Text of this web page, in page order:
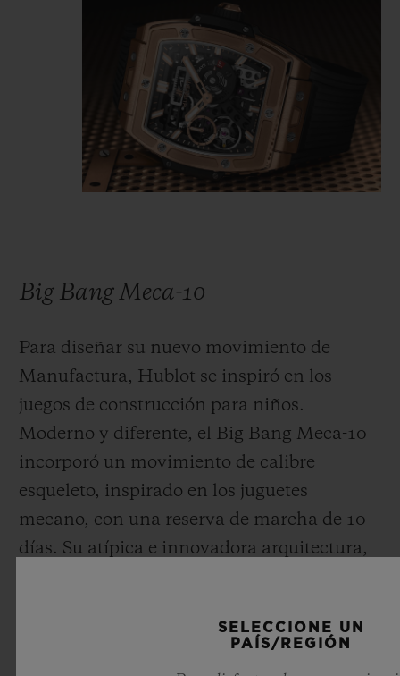
10 enteramente rediseñado para este
modelo, adaptándose al contorno de su
Big Bang Meca-10
Para diseñar su nuevo movimiento de
Manufactura, Hublot se inspiró en los
juegos de construcción para niños.
Moderno y diferente, el Big Bang Meca-10
incorporó un movimiento de calibre
esqueleto, inspirado en los juguetes
mecano, con una reserva de marcha de 10
días. Su atípica e innovadora arquitectura,
la esfera con dos barriletes paralelos al
SELECCIONE UN
PAÍS/REGIÓN